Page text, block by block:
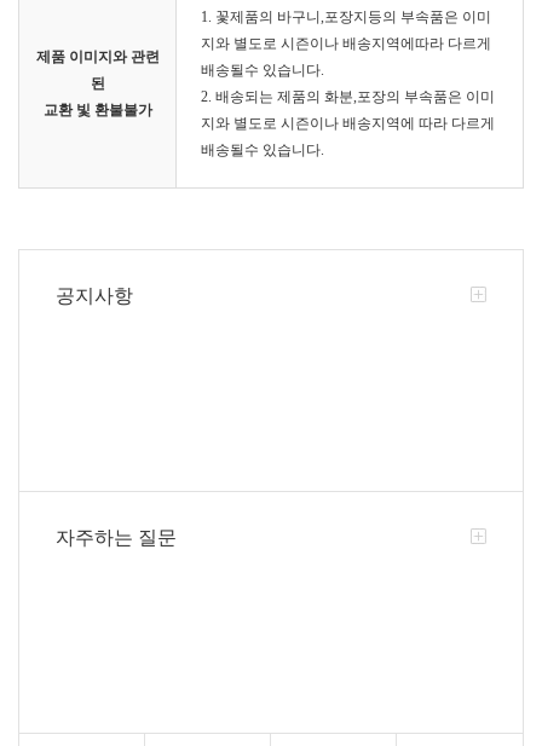
제품 이미지와 관련
된
교환 빛 환불불가
1. 꽃제품의 바구니,포장지등의 부속품은 이미
지와 별도로 시즌이나 배송지역에따라 다르게
배송될수 있습니다.
2. 배송되는 제품의 화분,포장의 부속품은 이미
지와 별도로 시즌이나 배송지역에 따라 다르게
배송될수 있습니다.
공지사항
자주하는 질문